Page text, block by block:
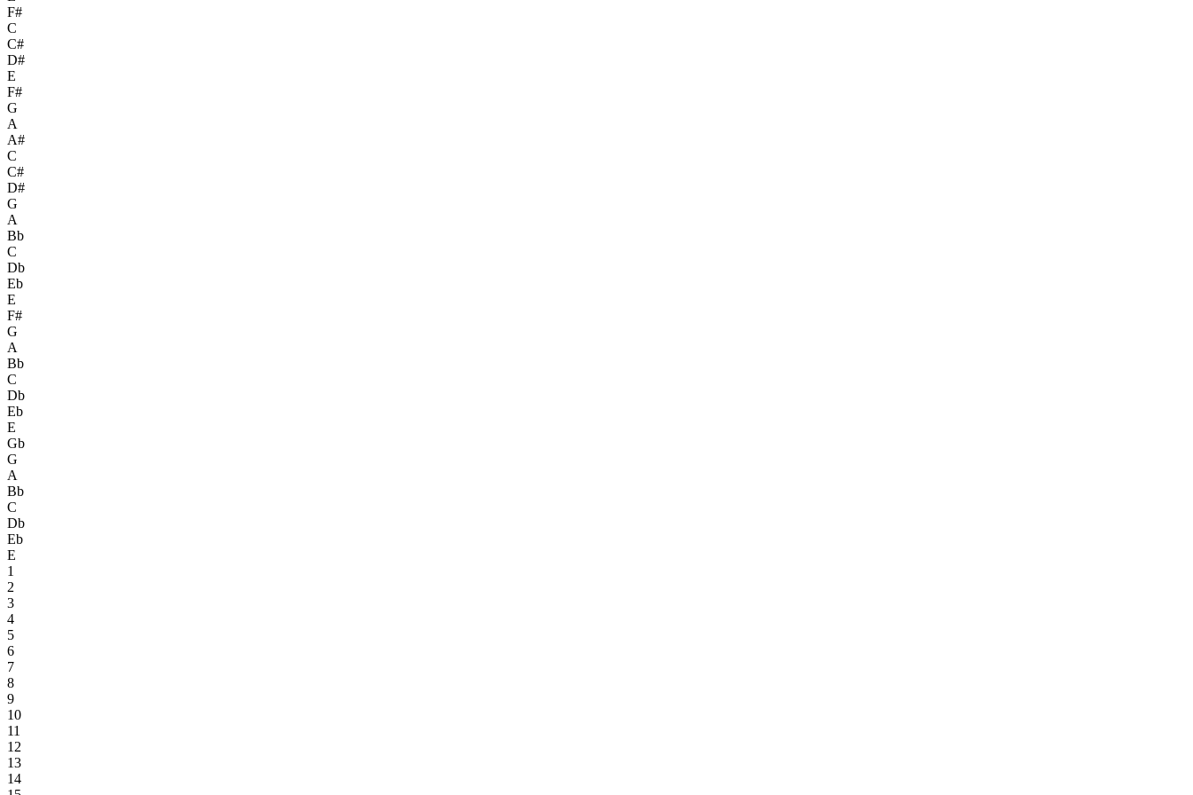
F#
C
C#
D#
E
F#
G
A
A#
C
C#
D#
G
A
Bb
C
Db
Eb
E
F#
G
A
Bb
C
Db
Eb
E
Gb
G
A
Bb
C
Db
Eb
E
1
2
3
4
5
6
7
8
9
10
11
12
13
14